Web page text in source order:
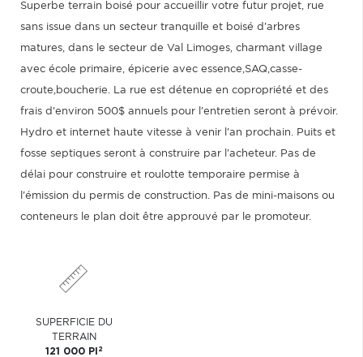
Superbe terrain boisé pour accueillir votre futur projet, rue
sans issue dans un secteur tranquille et boisé d'arbres
matures, dans le secteur de Val Limoges, charmant village
avec école primaire, épicerie avec essence,SAQ,casse-
croute,boucherie. La rue est détenue en copropriété et des
frais d'environ 500$ annuels pour l'entretien seront à prévoir.
Hydro et internet haute vitesse à venir l'an prochain. Puits et
fosse septiques seront à construire par l'acheteur. Pas de
délai pour construire et roulotte temporaire permise à
l'émission du permis de construction. Pas de mini-maisons ou
conteneurs le plan doit être approuvé par le promoteur.
SUPERFICIE DU
TERRAIN
121 000 PI 2